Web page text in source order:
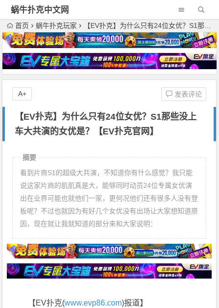
蜗牛扑克中文网
首页 蜗牛扑克玩家 【EV扑克】为什么只有24位女优？S1那些没上车大共演的女优是？【EV扑克官网】
【EV扑克】为什么只有24位女优？S1那些没上
车大共演的女优是？【EV扑克官网】
发表评论
A+
摘要
看到片商S1的超级大共演，不知道你有什么感觉？我只能
说这家片商的肌肌真是大，能够同时动员24位专属女优演
出在业界可能也就他们一家，更何况他们还有很多人没有登
板呢？不过也就因为有好几个女优没有出场让大家想知道原
因，现在就让我就知道的部分来和大家说明：
【EV扑克(www.evp86.com)报道】